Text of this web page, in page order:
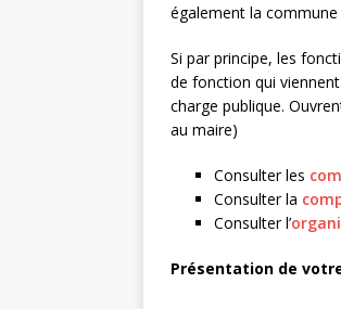
également la
Si par principe, les
de fonction qui
charge publique.
au maire)
Consulter les
Consulter la
Consulter l’
Présentation de